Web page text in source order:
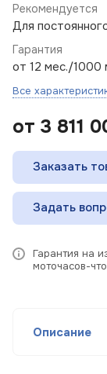
Рекомендуется
Для
Гарантия
от 12 мес./1000
Все
от 3 811
Заказать
Задать
Гарантия на
моточасов-
Описание